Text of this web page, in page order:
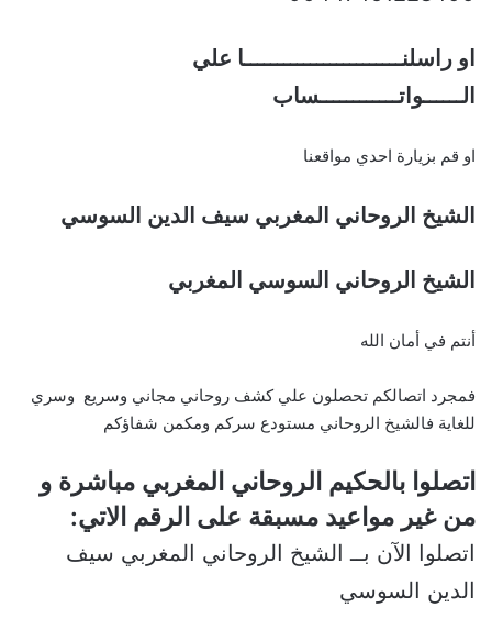
او راسلنــــــــــــــــــــــــا علي
الــــــواتــــــــــــساب
او قم بزيارة احدي مواقعنا
الشيخ الروحاني المغربي سيف الدين السوسي
الشيخ الروحاني السوسي المغربي
أنتم في أمان الله
فمجرد اتصالكم تحصلون علي كشف روحاني مجاني وسريع وسري
للغاية فالشيخ الروحاني مستودع سركم ومكمن شفاؤكم
اتصلوا بالحكيم الروحاني المغربي مباشرة و
من غير مواعيد مسبقة على الرقم الاتي:
اتصلوا الآن بــ الشيخ الروحاني المغربي سيف
الدين السوسي